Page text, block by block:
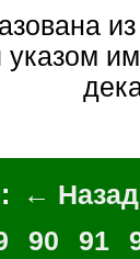
указом
← Назад
90 91